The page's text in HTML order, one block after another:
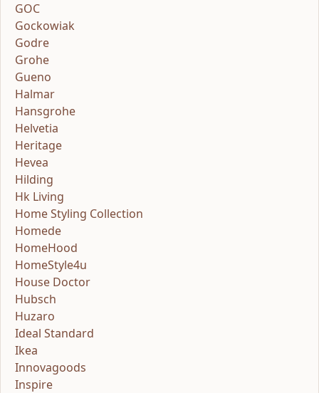
GOC
Gockowiak
Godre
Grohe
Gueno
Halmar
Hansgrohe
Helvetia
Heritage
Hevea
Hilding
Hk Living
Home Styling Collection
Homede
HomeHood
HomeStyle4u
House Doctor
Hubsch
Huzaro
Ideal Standard
Ikea
Innovagoods
Inspire